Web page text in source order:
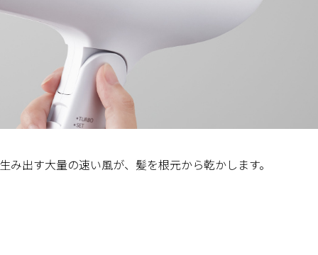
み出す大量の速い風が、髪を根元から乾かします。